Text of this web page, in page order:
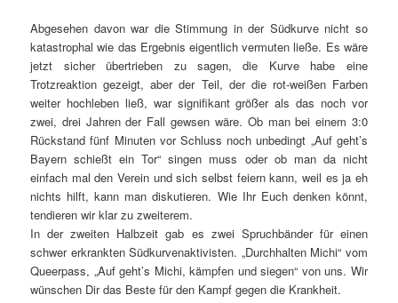
Abgesehen davon war die Stimmung in der Südkurve nicht so
katastrophal wie das Ergebnis eigentlich vermuten ließe. Es wäre
jetzt sicher übertrieben zu sagen, die Kurve habe eine
Trotzreaktion gezeigt, aber der Teil, der die rot-weißen Farben
weiter hochleben ließ, war signifikant größer als das noch vor
zwei, drei Jahren der Fall gewsen wäre. Ob man bei einem 3:0
Rückstand fünf Minuten vor Schluss noch unbedingt „Auf geht’s
Bayern schießt ein Tor“ singen muss oder ob man da nicht
einfach mal den Verein und sich selbst feiern kann, weil es ja eh
nichts hilft, kann man diskutieren. Wie Ihr Euch denken könnt,
tendieren wir klar zu zweiterem.
In der zweiten Halbzeit gab es zwei Spruchbänder für einen
schwer erkrankten Südkurvenaktivisten. „Durchhalten Michi“ vom
Queerpass, „Auf geht’s Michi, kämpfen und siegen“ von uns. Wir
wünschen Dir das Beste für den Kampf gegen die Krankheit.